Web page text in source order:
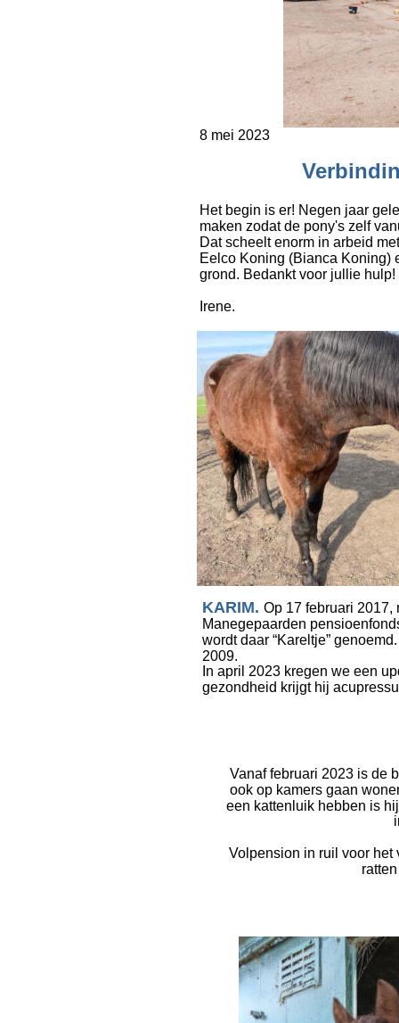
KARIM. Op 17 februari
Manegepaarden
wordt daar “Kareltje”
2009.
In april 2023 kregen we een
gezondheid krijgt hij
Vanaf februari 2023 is de
ook op kamers gaan
een kattenluik hebben is
Volpension in ruil voor
8 mei 2023
Het begin is er! Negen jaar
maken zodat de pony's zelf
Dat scheelt enorm in arbeid
Eelco Koning (Bianca Koning)
grond. Bedankt voor jullie hulp!
Irene.